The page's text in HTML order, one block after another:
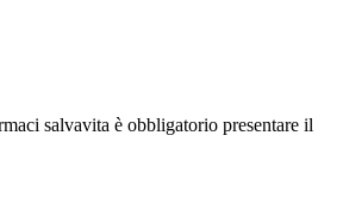
salvavita è obbligatorio presentare il